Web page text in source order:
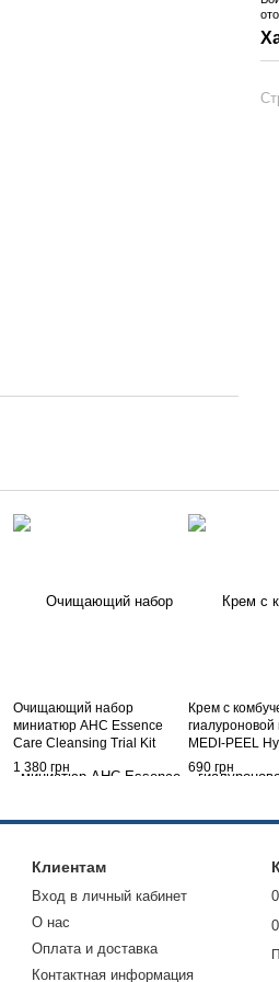
Очищающий набор
миниатюр AHC Essence
Care Cleansing Trial Kit
(Oil+Water+Foam)
1 380 грн
Крем с
гиалуроновой
MEDI-PEEL
Tea-Tox
690 грн
Клиентам
Вход в личный кабинет
О нас
Оплата и доставка
Контактная информация